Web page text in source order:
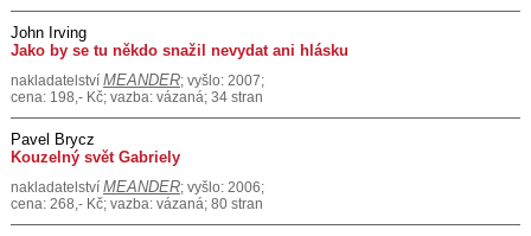
John Irving
Jako by se tu někdo snažil nevydat ani hlásku
nakladatelství MEANDER; vyšlo: 2007;
cena: 198,- Kč; vazba: vázaná; 34 stran
Pavel Brycz
Kouzelný svět Gabriely
nakladatelství MEANDER; vyšlo: 2006;
cena: 268,- Kč; vazba: vázaná; 80 stran